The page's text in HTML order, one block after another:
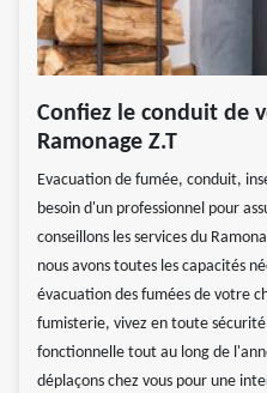
Confiez le conduit de
Ramonage Z.T
Evacuation de fumée, conduit,
besoin d'un professionnel pour
conseillons les services du
nous avons toutes les capacités
évacuation des fumées de votre
fumisterie, vivez en toute
fonctionnelle tout au long de
déplaçons chez vous pour une